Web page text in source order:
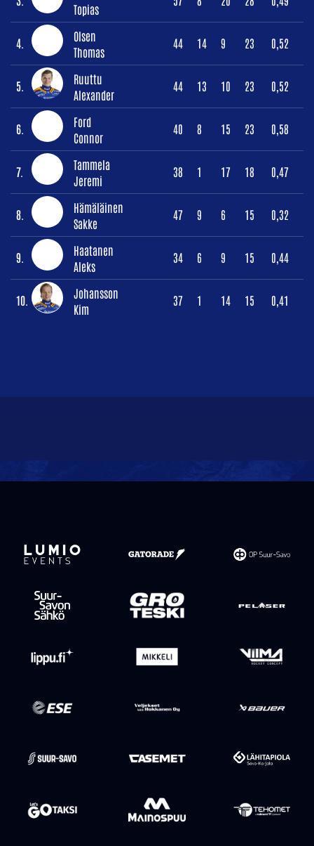
Topias
4.
Olsen
Thomas
44 14 9 23 0,52
5.
Ruuttu
Alexander
44 13 10 23 0,52
6.
Ford
Connor
40 8 15 23 0,58
7.
Tammela
Jeremi
38 1 17 18 0,47
8.
Hämäläinen
Sakke
47 9 6 15 0,32
9.
Haatanen
Aleks
34 6 9 15 0,44
10.
Johansson
Kim
37 1 14 15 0,41